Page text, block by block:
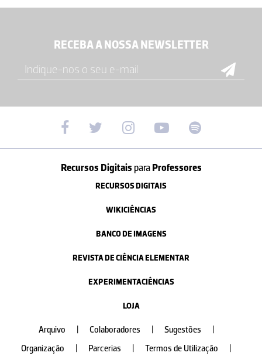
RECEBA A NOSSA NEWSLETTER
Recursos Digitais paraProfessores
RECURSOS DIGITAIS
WIKICIÊNCIAS
BANCO DE IMAGENS
REVISTA DE CIÊNCIA ELEMENTAR
EXPERIMENTACIÊNCIAS
LOJA
Arquivo Colaboradores Sugestões
Organização
Parcerias Termos de Utilização